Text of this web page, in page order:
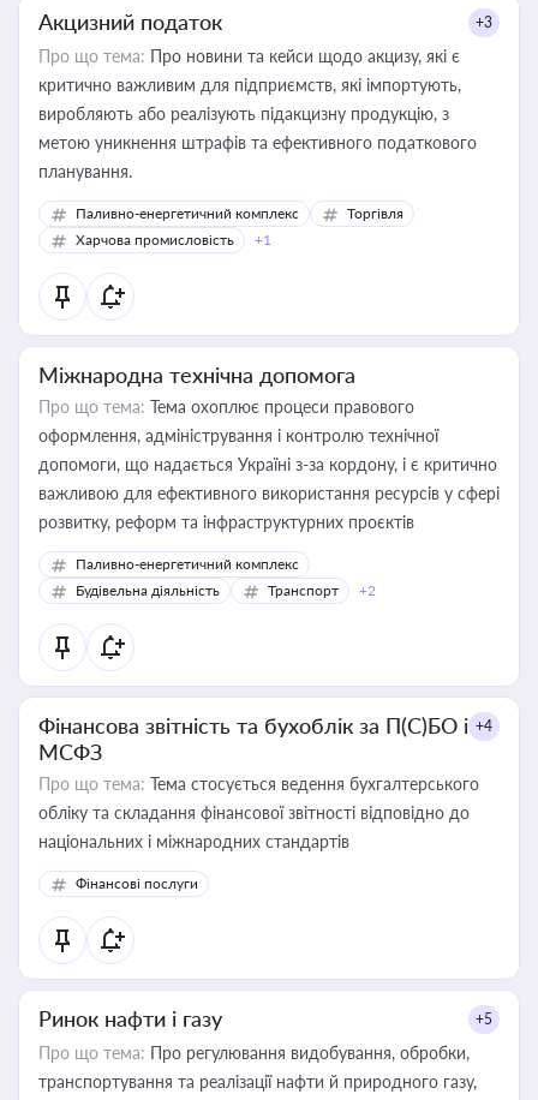
Акцизний податок +3
Про що тема: Про новини та кейси щодо акцизу, які є
критично важливим для підприємств, які імпортують,
виробляють або реалізують підакцизну продукцію, з
метою уникнення штрафів та ефективного податкового
планування.
Паливно-енергетичний комплекс
Торгівля
Харчова промисловість
+1
Міжнародна технічна допомога
Про що тема: Тема охоплює процеси правового
оформлення, адміністрування і контролю технічної
допомоги, що надається Україні з-за кордону, і є критично
важливою для ефективного використання ресурсів у сфері
розвитку, реформ та інфраструктурних проєктів
Паливно-енергетичний комплекс
Будівельна діяльність
Транспорт +2
Фінансова звітність та бухоблік за П(С)БО і
МСФЗ
+4
Про що тема: Тема стосується ведення бухгалтерського
обліку та складання фінансової звітності відповідно до
національних і міжнародних стандартів
Фінансові послуги
Ринок нафти і газу +5
Про що тема: Про регулювання видобування, обробки,
транспортування та реалізації нафти й природного газу,